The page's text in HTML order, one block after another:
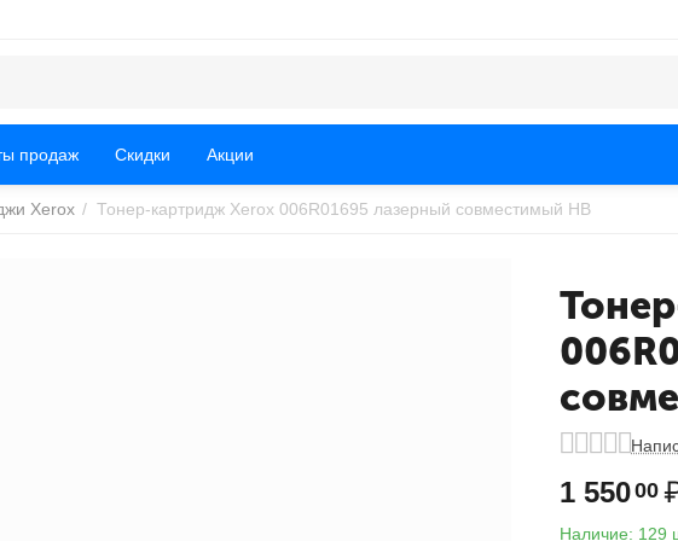
продаж Скидки Акции
Xerox / Тонер-картридж Xerox 006R01695 лазерный совместимый HB
1 55000
Наличие: 129